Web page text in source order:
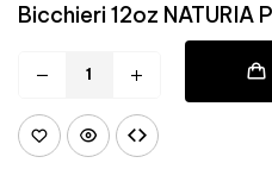
Bicchieri 12oz NATURIA